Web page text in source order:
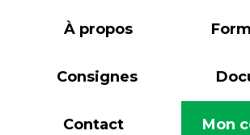
À propos
Consignes
Contact Mon